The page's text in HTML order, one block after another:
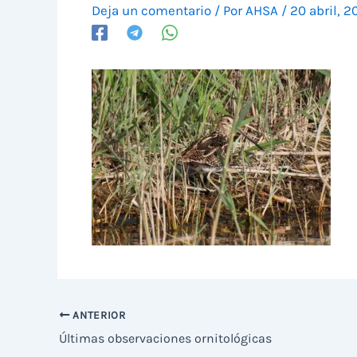
Deja un comentario / Por AHSA / 20 abril,
ANTERIOR
Últimas observaciones ornitológicas